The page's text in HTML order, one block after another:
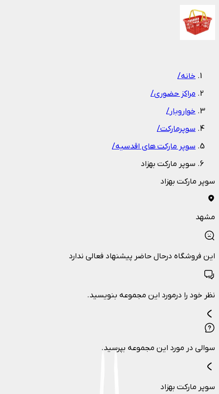
خانه/
مراکز حضوری/
خواروبار/
سوپرمارکت/
سوپر مارکت های اقدسیه/
سوپر مارکت بهزاد
سوپر مارکت بهزاد
مشهد
این فروشگاه درحال حاضر پیشنهاد فعالی ندارد
نظر خود را درمورد این مجموعه بنویسید.
سوالی در مورد این مجموعه بپرسید.
سوپر مارکت بهزاد